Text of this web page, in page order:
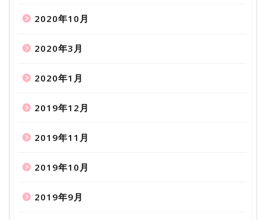
2020年10月
2020年3月
2020年1月
2019年12月
2019年11月
2019年10月
2019年9月